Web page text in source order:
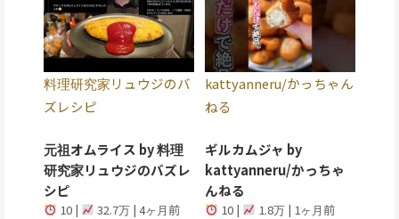
料理研究家リュウジのバ
ズレシピ
元祖オムライス by 料理
研究家リュウジのバズレ
シピ
10 | 32.7万 | 4ヶ月前
kattyanneru/かっちゃん
ねる
ギルカムジャ by
kattyanneru/かっちゃ
んねる
10 | 1.8万 | 1ヶ月前